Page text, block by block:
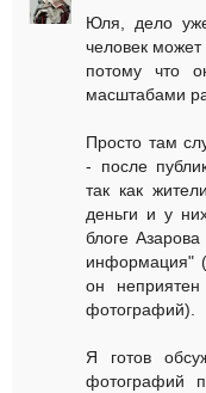
Юля, дело
человек
потому что
масштабами
Просто там
- после
так как
деньги и у
блоге
информация"
он
фотографий).
Я готов
фотографий